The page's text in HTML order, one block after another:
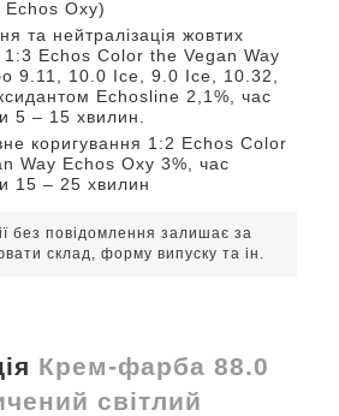
Oxy)
та нейтралізація жовтих
1:3 Echos Color the Vegan Way
9.11, 10.0 Ice, 9.0 Ice, 10.32,
Echosline 2,1%, час
5 – 15 хвилин.
коригування 1:2 Echos Color
Way Echos Oxy 3%, час
15 – 25 хвилин
без повідомлення залишає за
склад, форму випуску та ін.
Крем-фарба 88.0
світлий